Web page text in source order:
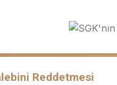
Reddetmesi